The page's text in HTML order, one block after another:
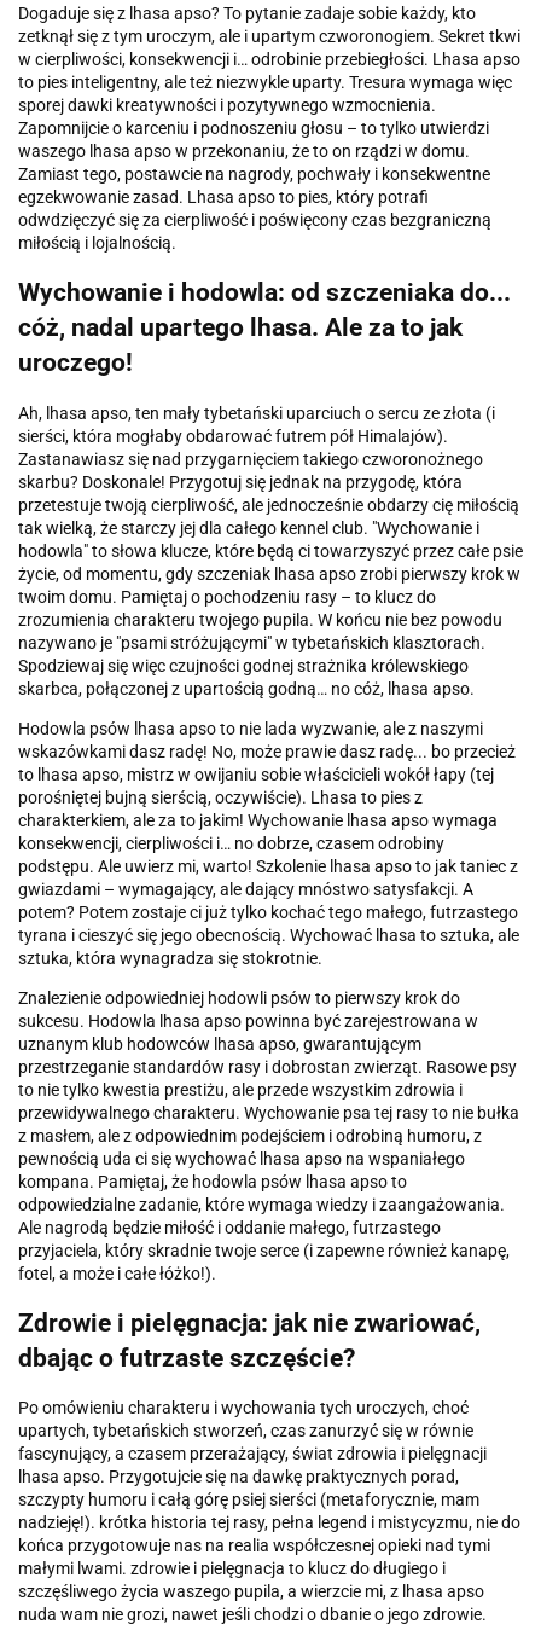
Dogaduje się z lhasa apso? To pytanie zadaje sobie każdy, kto
zetknął się z tym uroczym, ale i upartym czworonogiem. Sekret tkwi
w cierpliwości, konsekwencji i… odrobinie przebiegłości. Lhasa apso
to pies inteligentny, ale też niezwykle uparty. Tresura wymaga więc
sporej dawki kreatywności i pozytywnego wzmocnienia.
Zapomnijcie o karceniu i podnoszeniu głosu – to tylko utwierdzi
waszego lhasa apso w przekonaniu, że to on rządzi w domu.
Zamiast tego, postawcie na nagrody, pochwały i konsekwentne
egzekwowanie zasad. Lhasa apso to pies, który potrafi
odwdzięczyć się za cierpliwość i poświęcony czas bezgraniczną
miłością i lojalnością.
Wychowanie i hodowla: od szczeniaka do...
cóż, nadal upartego lhasa. Ale za to jak
uroczego!
Ah, lhasa apso, ten mały tybetański uparciuch o sercu ze złota (i
sierści, która mogłaby obdarować futrem pół Himalajów).
Zastanawiasz się nad przygarnięciem takiego czworonożnego
skarbu? Doskonale! Przygotuj się jednak na przygodę, która
przetestuje twoją cierpliwość, ale jednocześnie obdarzy cię miłością
tak wielką, że starczy jej dla całego kennel club. "Wychowanie i
hodowla" to słowa klucze, które będą ci towarzyszyć przez całe psie
życie, od momentu, gdy szczeniak lhasa apso zrobi pierwszy krok w
twoim domu. Pamiętaj o pochodzeniu rasy – to klucz do
zrozumienia charakteru twojego pupila. W końcu nie bez powodu
nazywano je "psami stróżującymi" w tybetańskich klasztorach.
Spodziewaj się więc czujności godnej strażnika królewskiego
skarbca, połączonej z upartością godną… no cóż, lhasa apso.
Hodowla psów lhasa apso to nie lada wyzwanie, ale z naszymi
wskazówkami dasz radę! No, może prawie dasz radę... bo przecież
to lhasa apso, mistrz w owijaniu sobie właścicieli wokół łapy (tej
porośniętej bujną sierścią, oczywiście). Lhasa to pies z
charakterkiem, ale za to jakim! Wychowanie lhasa apso wymaga
konsekwencji, cierpliwości i… no dobrze, czasem odrobiny
podstępu. Ale uwierz mi, warto! Szkolenie lhasa apso to jak taniec z
gwiazdami – wymagający, ale dający mnóstwo satysfakcji. A
potem? Potem zostaje ci już tylko kochać tego małego, futrzastego
tyrana i cieszyć się jego obecnością. Wychować lhasa to sztuka, ale
sztuka, która wynagradza się stokrotnie.
Znalezienie odpowiedniej hodowli psów to pierwszy krok do
sukcesu. Hodowla lhasa apso powinna być zarejestrowana w
uznanym klub hodowców lhasa apso, gwarantującym
przestrzeganie standardów rasy i dobrostan zwierząt. Rasowe psy
to nie tylko kwestia prestiżu, ale przede wszystkim zdrowia i
przewidywalnego charakteru. Wychowanie psa tej rasy to nie bułka
z masłem, ale z odpowiednim podejściem i odrobiną humoru, z
pewnością uda ci się wychować lhasa apso na wspaniałego
kompana. Pamiętaj, że hodowla psów lhasa apso to
odpowiedzialne zadanie, które wymaga wiedzy i zaangażowania.
Ale nagrodą będzie miłość i oddanie małego, futrzastego
przyjaciela, który skradnie twoje serce (i zapewne również kanapę,
fotel, a może i całe łóżko!).
Zdrowie i pielęgnacja: jak nie zwariować,
dbając o futrzaste szczęście?
Po omówieniu charakteru i wychowania tych uroczych, choć
upartych, tybetańskich stworzeń, czas zanurzyć się w równie
fascynujący, a czasem przerażający, świat zdrowia i pielęgnacji
lhasa apso. Przygotujcie się na dawkę praktycznych porad,
szczypty humoru i całą górę psiej sierści (metaforycznie, mam
nadzieję!). krótka historia tej rasy, pełna legend i mistycyzmu, nie do
końca przygotowuje nas na realia współczesnej opieki nad tymi
małymi lwami. zdrowie i pielęgnacja to klucz do długiego i
szczęśliwego życia waszego pupila, a wierzcie mi, z lhasa apso
nuda wam nie grozi, nawet jeśli chodzi o dbanie o jego zdrowie.